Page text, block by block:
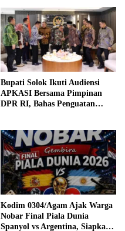
Bupati Solok Ikuti Audiensi
APKASI Bersama Pimpinan
DPR RI, Bahas Penguatan
Kodim 0304/Agam Ajak Warga
Nobar Final Piala Dunia
Spanyol vs Argentina, Siapkan